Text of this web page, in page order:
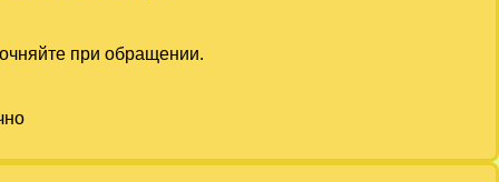
при обращении.